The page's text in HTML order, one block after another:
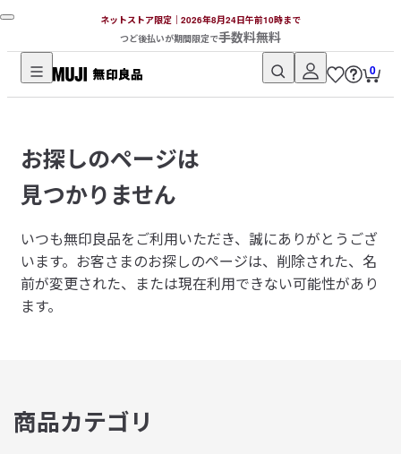
ネットストア限定｜2026年8月24日午前10時まで
つど後払いが期間限定で手数料無料
無
品
ネ
ッ
ト
ス
ト
ア
0
お探しのページは
見つかりません
いつも無印良品をご利用いただき、誠にありがとうござ
います。 お客さまのお探しのページは、削除された、名
前が変更された、または現在利用できない可能性があり
ます。
商品カテゴリ